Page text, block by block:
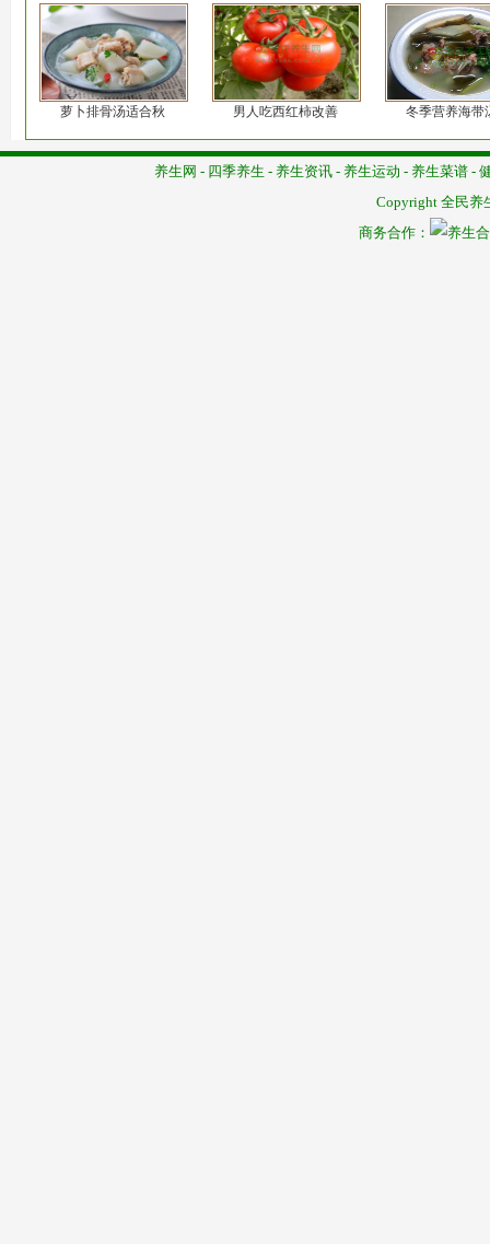
萝卜排骨汤适合秋 男人吃西红柿改善 冬季营养海带
养生网 - 四季养生 - 养生资讯 - 养生运动 - 养生菜谱 -
Copyright 全民养
商务合作：